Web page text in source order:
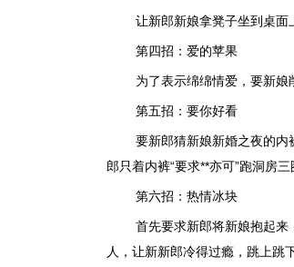
让新郎新娘拿凳子坐到桌面
第四招：爱的苹果
为了表示绵绵情爱，要新娘
第五招：要你好看
要新郎猜新娘新婚之夜的内
郎只着内裤“要求**亦可”跑洞房三
第六招：热情冰块
首先要求新郎将新娘抱起
人，让新新郎冷得过瘾，跳上跳